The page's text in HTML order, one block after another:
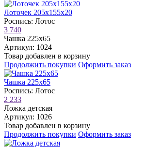
Лоточек 205х155х20
Роспись: Лотос
3 740
Чашка 225х65
Артикул: 1024
Товар добавлен в корзину
Продолжить покупки Оформить заказ
Чашка 225х65
Роспись: Лотос
2 233
Ложка детская
Артикул: 1026
Товар добавлен в корзину
Продолжить покупки Оформить заказ